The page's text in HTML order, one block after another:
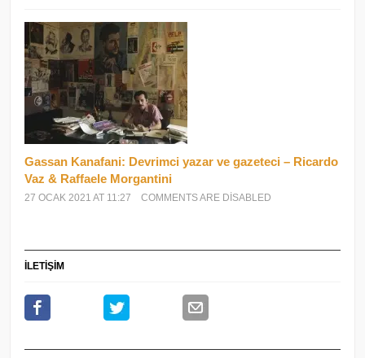
Gassan Kanafani: Devrimci yazar ve gazeteci – Ricardo
Vaz & Raffaele Morgantini
27 OCAK 2021 AT 11:27 COMMENTS ARE DISABLED
İLETİŞİM